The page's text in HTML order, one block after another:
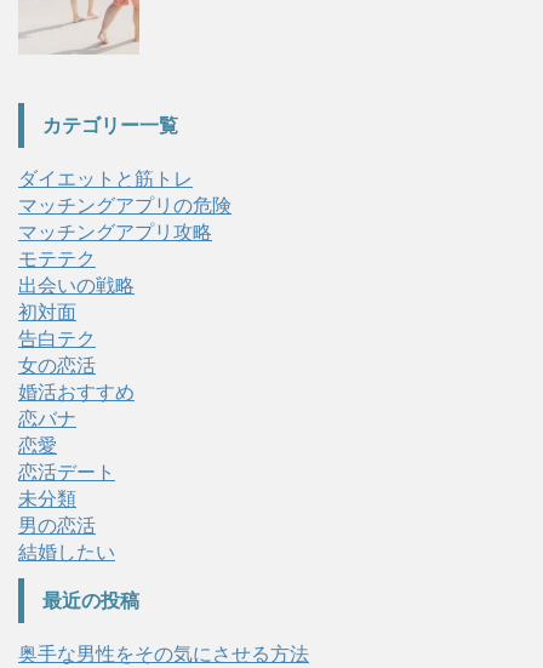
カテゴリー一覧
ダイエットと筋トレ
マッチングアプリの危険
マッチングアプリ攻略
モテテク
出会いの戦略
初対面
告白テク
女の恋活
婚活おすすめ
恋バナ
恋愛
恋活デート
未分類
男の恋活
結婚したい
最近の投稿
奥手な男性をその気にさせる方法